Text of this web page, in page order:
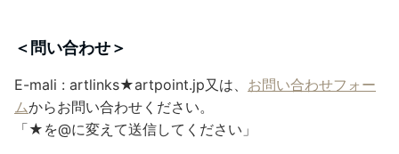
＜問い合わせ＞
E-mali : artlinks★artpoint.jp又は、 お問い合わせフォー
ムからお問い合わせください。
「★を@に変えて送信してください」